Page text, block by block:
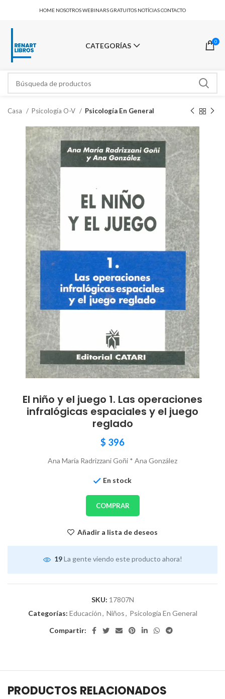
HOME NOSOTROSWEBINARS GRATUITOS NOTÍCIASCONTACTO
CATEGORÍAS 0
Casa Psicología O-V Psicología En General
El niño y el juego 1. Las operaciones
infralógicas espaciales y el juego
reglado
$ 396
Ana María Radrizzani Goñi * Ana González
En stock
COMPRAR
Añadir a lista de deseos
19 La gente viendo este producto ahora!
SKU: 17807N
Categorías: Educación, Niños, Psicología En General
Compartir:
PRODUCTOS RELACIONADOS